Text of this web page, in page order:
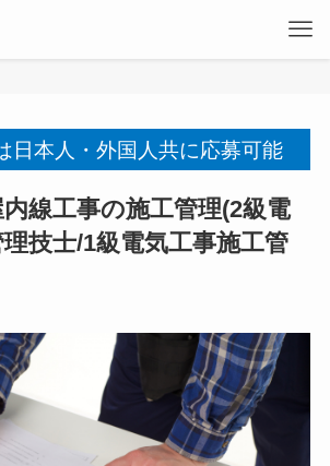
日本人・外国人共に応募可能
内線工事の施工管理(2級電
技士/1級電気工事施工管